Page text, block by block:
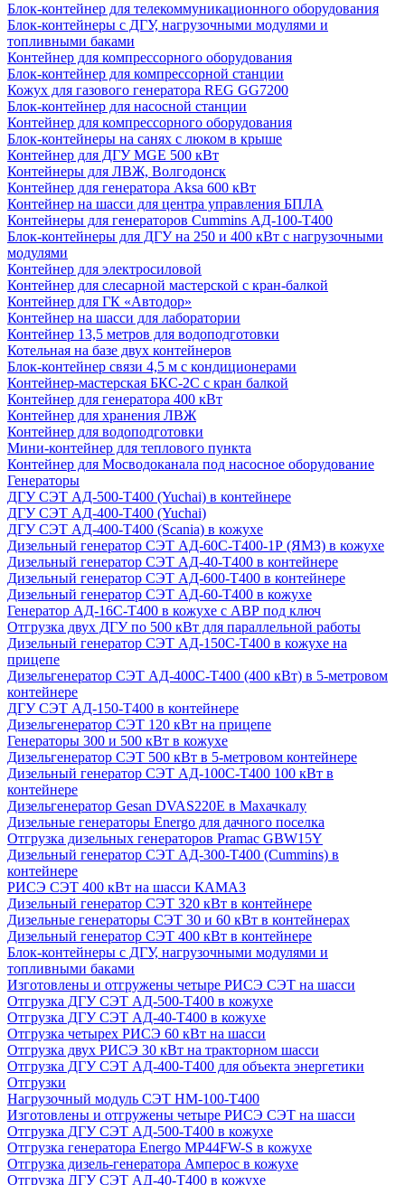
Блок-контейнер для телекоммуникационного оборудования
Блок-контейнеры с ДГУ, нагрузочными модулями и
топливными баками
Контейнер для компрессорного оборудования
Блок-контейнер для компрессорной станции
Кожух для газового генератора REG GG7200
Блок-контейнер для насосной станции
Контейнер для компрессорного оборудования
Блок-контейнеры на санях с люком в крыше
Контейнер для ДГУ MGE 500 кВт
Контейнеры для ЛВЖ, Волгодонск
Контейнер для генератора Aksa 600 кВт
Контейнер на шасси для центра управления БПЛА
Контейнеры для генераторов Cummins АД-100-Т400
Блок-контейнеры для ДГУ на 250 и 400 кВт с нагрузочными
модулями
Контейнер для электросиловой
Контейнер для слесарной мастерской с кран-балкой
Контейнер для ГК «Автодор»
Контейнер на шасси для лаборатории
Контейнер 13,5 метров для водоподготовки
Котельная на базе двух контейнеров
Блок-контейнер связи 4,5 м с кондиционерами
Контейнер-мастерская БКС-2С с кран балкой
Контейнер для генератора 400 кВт
Контейнер для хранения ЛВЖ
Контейнер для водоподготовки
Мини-контейнер для теплового пункта
Контейнер для Мосводоканала под насосное оборудование
Генераторы
ДГУ СЭТ АД-500-Т400 (Yuchai) в контейнере
ДГУ СЭТ АД-400-Т400 (Yuchai)
ДГУ СЭТ АД-400-Т400 (Scania) в кожухе
Дизельный генератор СЭТ АД-60С-Т400-1Р (ЯМЗ) в кожухе
Дизельный генератор СЭТ АД-40-Т400 в контейнере
Дизельный генератор СЭТ АД-600-Т400 в контейнере
Дизельный генератор СЭТ АД-60-Т400 в кожухе
Генератор АД-16С-Т400 в кожухе с АВР под ключ
Отгрузка двух ДГУ по 500 кВт для параллельной работы
Дизельный генератор СЭТ АД-150С-Т400 в кожухе на
прицепе
Дизельгенератор СЭТ АД-400С-Т400 (400 кВт) в 5-метровом
контейнере
ДГУ СЭТ АД-150-Т400 в контейнере
Дизельгенератор СЭТ 120 кВт на прицепе
Генераторы 300 и 500 кВт в кожухе
Дизельгенератор СЭТ 500 кВт в 5-метровом контейнере
Дизельный генератор СЭТ АД-100С-Т400 100 кВт в
контейнере
Дизельгенератор Gesan DVAS220E в Махачкалу
Дизельные генераторы Energo для дачного поселка
Отгрузка дизельных генераторов Pramac GВW15Y
Дизельный генератор СЭТ АД-300-Т400 (Cummins) в
контейнере
РИСЭ СЭТ 400 кВт на шасси КАМАЗ
Дизельный генератор СЭТ 320 кВт в контейнере
Дизельные генераторы СЭТ 30 и 60 кВт в контейнерах
Дизельный генератор СЭТ 400 кВт в контейнере
Блок-контейнеры с ДГУ, нагрузочными модулями и
топливными баками
Изготовлены и отгружены четыре РИСЭ СЭТ на шасси
Отгрузка ДГУ СЭТ АД-500-Т400 в кожухе
Отгрузка ДГУ СЭТ АД-40-Т400 в кожухе
Отгрузка четырех РИСЭ 60 кВт на шасси
Отгрузка двух РИСЭ 30 кВт на тракторном шасси
Отгрузка ДГУ СЭТ АД-400-Т400 для объекта энергетики
Отгрузки
Нагрузочный модуль СЭТ НМ-100-Т400
Изготовлены и отгружены четыре РИСЭ СЭТ на шасси
Отгрузка ДГУ СЭТ АД-500-Т400 в кожухе
Отгрузка генератора Energo MP44FW-S в кожухе
Отгрузка дизель-генератора Амперос в кожухе
Отгрузка ДГУ СЭТ АД-40-Т400 в кожухе